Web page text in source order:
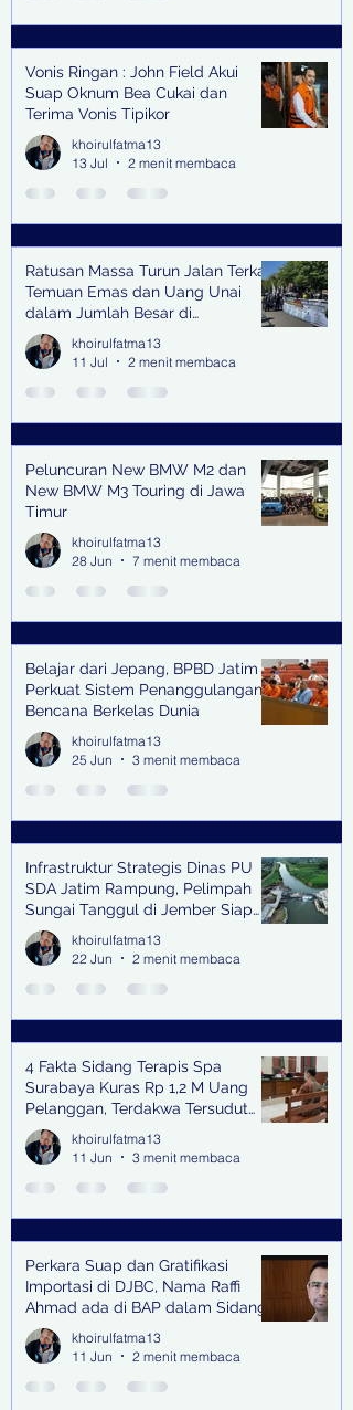
Vonis Ringan : John Field Akui
Suap Oknum Bea Cukai dan
Terima Vonis Tipikor
khoirulfatma13
13 Jul
2 menit membaca
Ratusan Massa Turun Jalan Terkait
Temuan Emas dan Uang Unai
dalam Jumlah Besar di
Lingkungan Jampidsus Kejaksaan
Agung RI di Jakarta
khoirulfatma13
11 Jul
2 menit membaca
Peluncuran New BMW M2 dan
New BMW M3 Touring di Jawa
Timur
khoirulfatma13
28 Jun
7 menit membaca
Belajar dari Jepang, BPBD Jatim
Perkuat Sistem Penanggulangan
Bencana Berkelas Dunia
khoirulfatma13
25 Jun
3 menit membaca
Infrastruktur Strategis Dinas PU
SDA Jatim Rampung, Pelimpah
Sungai Tanggul di Jember Siap
Bangkitkan Swasembada Pangan
dan Pengendali Banjir
khoirulfatma13
22 Jun
2 menit membaca
4 Fakta Sidang Terapis Spa
Surabaya Kuras Rp 1,2 M Uang
Pelanggan, Terdakwa Tersudut
oleh Keterangan Saksi Kunci
khoirulfatma13
11 Jun
3 menit membaca
Perkara Suap dan Gratifikasi
Importasi di DJBC, Nama Raffi
Ahmad ada di BAP dalam Sidang
khoirulfatma13
11 Jun
2 menit membaca